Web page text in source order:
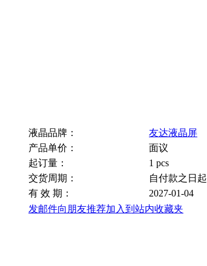
液晶品牌：
友达液晶屏
产品单价：
面议
起订量：
1 pcs
交货周期： 自付款之日起
有 效 期：
2027-01-04
发邮件向朋友推荐加入到站内收藏夹